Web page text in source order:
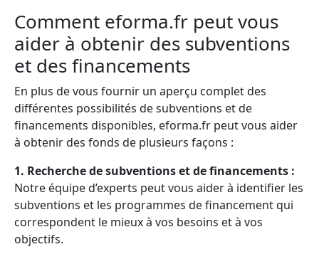
Comment eforma.fr peut vous
aider à obtenir des subventions
et des financements
En plus de vous fournir un aperçu complet des
différentes possibilités de subventions et de
financements disponibles, eforma.fr peut vous aider
à obtenir des fonds de plusieurs façons :
1. Recherche de subventions et de financements :
Notre équipe d’experts peut vous aider à identifier les
subventions et les programmes de financement qui
correspondent le mieux à vos besoins et à vos
objectifs.